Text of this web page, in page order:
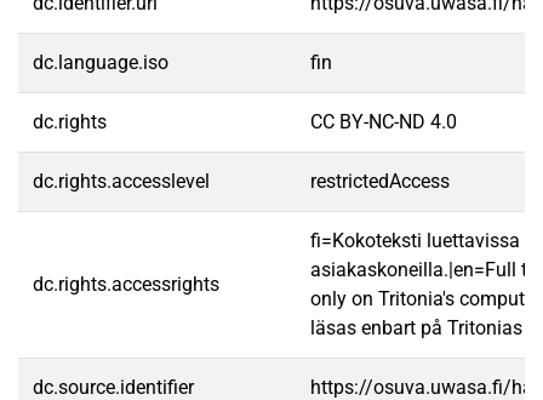
dc.language.iso fin
dc.rights CC BY-NC-ND 4.0
dc.rights.accesslevel restrictedAccess
dc.rights.accessrights
fi=Kokoteksti luettavissa
asiakaskoneilla.|en=Full
only on Tritonia's
läsas enbart på Tritonias
dc.source.identifier https://osuva.uwasa.fi/